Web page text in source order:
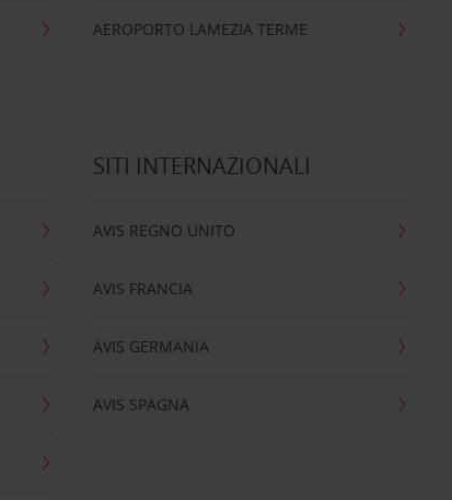
AEROPORTO LAMEZIA TERME
SITI INTERNAZIONALI
AVIS REGNO UNITO
AVIS FRANCIA
AVIS GERMANIA
AVIS SPAGNA